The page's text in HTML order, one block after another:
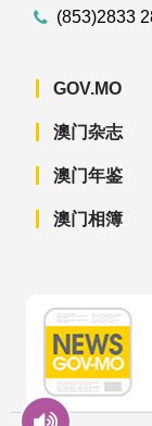
(853)2833
GOV.MO
澳门杂志
澳门年鉴
澳门相簿